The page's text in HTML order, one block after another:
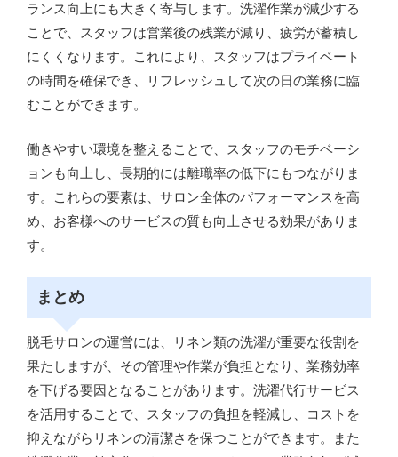
ランス向上にも大きく寄与します。洗濯作業が減少する
ことで、スタッフは営業後の残業が減り、疲労が蓄積し
にくくなります。これにより、スタッフはプライベート
の時間を確保でき、リフレッシュして次の日の業務に臨
むことができます。
働きやすい環境を整えることで、スタッフのモチベーシ
ョンも向上し、長期的には離職率の低下にもつながりま
す。これらの要素は、サロン全体のパフォーマンスを高
め、お客様へのサービスの質も向上させる効果がありま
す。
まとめ
脱毛サロンの運営には、リネン類の洗濯が重要な役割を
果たしますが、その管理や作業が負担となり、業務効率
を下げる要因となることがあります。洗濯代行サービス
を活用することで、スタッフの負担を軽減し、コストを
抑えながらリネンの清潔さを保つことができます。また